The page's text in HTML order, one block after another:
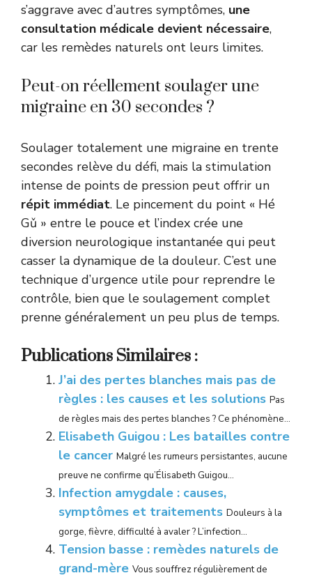
s’aggrave avec d’autres symptômes, une
consultation médicale devient nécessaire,
car les remèdes naturels ont leurs limites.
Peut-on réellement soulager une
migraine en 30 secondes ?
Soulager totalement une migraine en trente
secondes relève du défi, mais la stimulation
intense de points de pression peut offrir un
répit immédiat. Le pincement du point « Hé
Gǔ » entre le pouce et l’index crée une
diversion neurologique instantanée qui peut
casser la dynamique de la douleur. C’est une
technique d’urgence utile pour reprendre le
contrôle, bien que le soulagement complet
prenne généralement un peu plus de temps.
Publications Similaires :
J’ai des pertes blanches mais pas de
règles : les causes et les solutions Pas
de règles mais des pertes blanches ? Ce phénomène...
Elisabeth Guigou : Les batailles contre
le cancer Malgré les rumeurs persistantes, aucune
preuve ne confirme qu’Élisabeth Guigou...
Infection amygdale : causes,
symptômes et traitements Douleurs à la
gorge, fièvre, difficulté à avaler ? L’infection...
Tension basse : remèdes naturels de
grand-mère Vous souffrez régulièrement de